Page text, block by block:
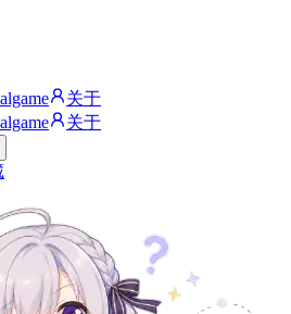
关于
关于